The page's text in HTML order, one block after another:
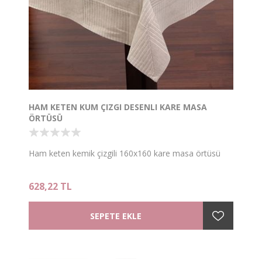
HAM KETEN KUM ÇIZGI DESENLI KARE MASA
ÖRTÜSÜ
Ham keten kemik çizgili 160x160 kare masa örtüsü
628,22 TL